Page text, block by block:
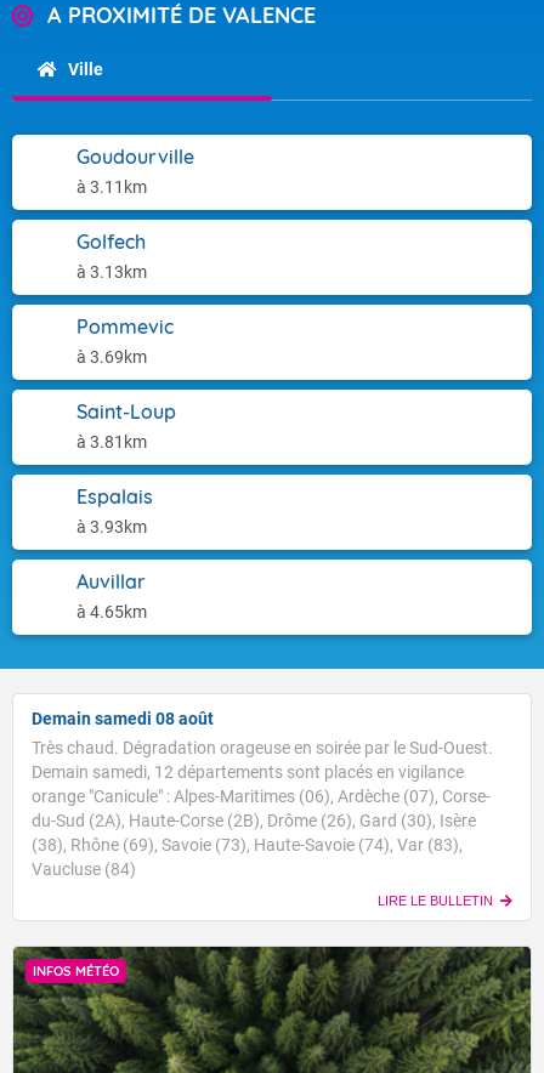
A PROXIMITÉ DE VALENCE
Ville
Goudourville
à 3.11km
Golfech
à 3.13km
Pommevic
à 3.69km
Saint-Loup
à 3.81km
Espalais
à 3.93km
Auvillar
à 4.65km
Demain samedi 08 août
Très chaud. Dégradation orageuse en soirée par le Sud-Ouest.
Demain samedi, 12 départements sont placés en vigilance
orange "Canicule" : Alpes-Maritimes (06), Ardèche (07), Corse-
du-Sud (2A), Haute-Corse (2B), Drôme (26), Gard (30), Isère
(38), Rhône (69), Savoie (73), Haute-Savoie (74), Var (83),
Vaucluse (84)
LIRE LE BULLETIN
INFOS MÉTÉO